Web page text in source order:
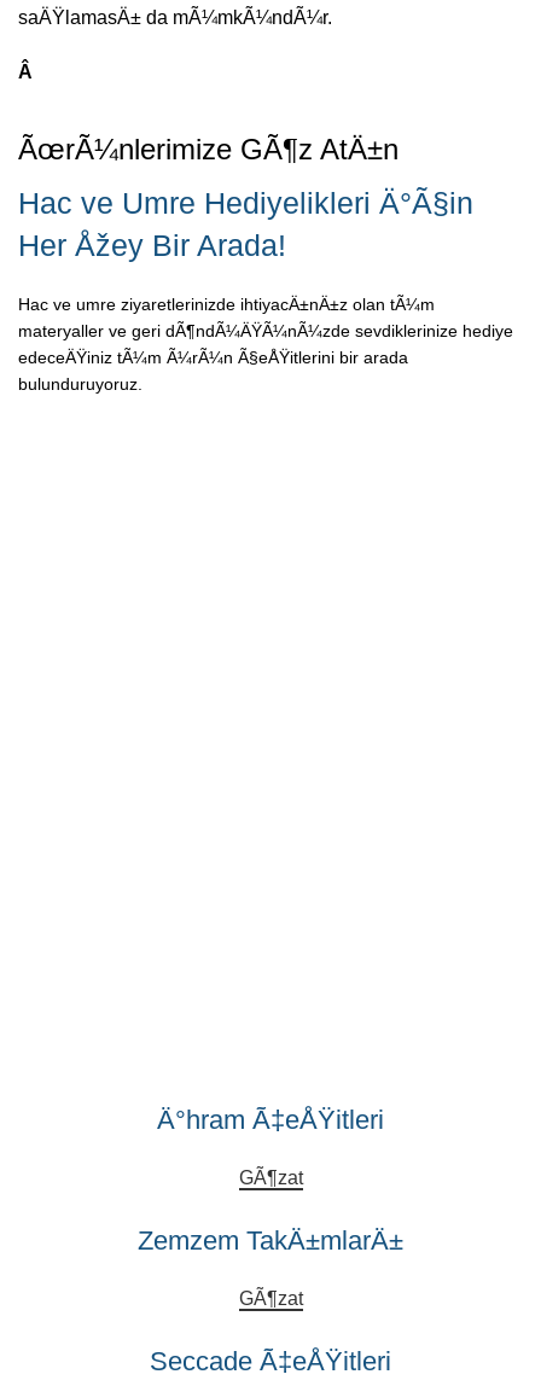
saÄŸlamasÄ± da mÃ¼mkÃ¼ndÃ¼r.
Â
ÃœrÃ¼nlerimize GÃ¶z AtÄ±n
Hac ve Umre Hediyelikleri Ä°Ã§in
Her Åžey Bir Arada!
Hac ve umre ziyaretlerinizde ihtiyacÄ±nÄ±z olan tÃ¼m
materyaller ve geri dÃ¶ndÃ¼ÄŸÃ¼nÃ¼zde sevdiklerinize hediye
edeceÄŸiniz tÃ¼m Ã¼rÃ¼n Ã§eÅŸitlerini bir arada
bulunduruyoruz.
Ä°hram Ã‡eÅŸitleri
GÃ¶zat
Zemzem TakÄ±mlarÄ±
GÃ¶zat
Seccade Ã‡eÅŸitleri